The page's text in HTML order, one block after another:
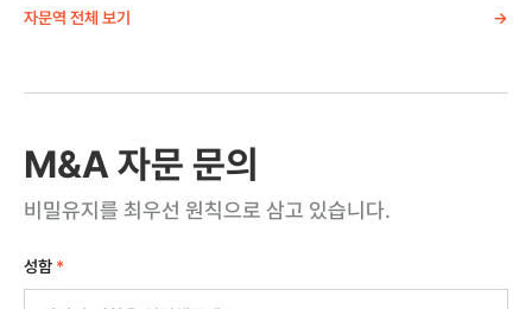
자문역 전체 보기 ->
M&A 자문 문의
비밀유지를 최우선 원칙으로 삼고 있습니다.
성함 *